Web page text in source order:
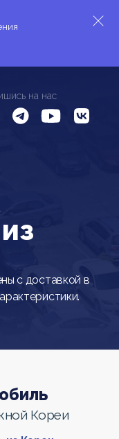
на нас
с доставкой в
Кореи